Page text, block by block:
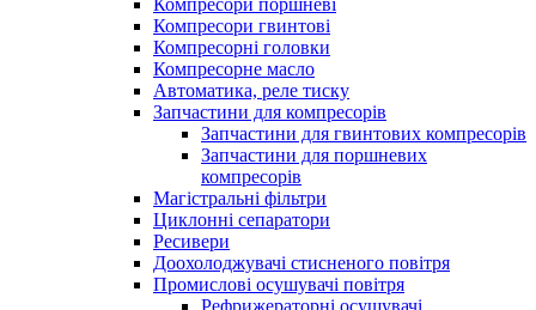
Компресори поршневі
Компресори гвинтові
Компресорні головки
Компресорне масло
Автоматика, реле тиску
Запчастини для компресорів
Запчастини для гвинтових компресорів
Запчастини для поршневих
компресорів
Магістральні фільтри
Циклонні сепаратори
Ресивери
Доохолоджувачі стисненого повітря
Промислові осушувачі повітря
Рефрижераторні осушувачі